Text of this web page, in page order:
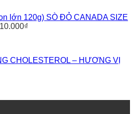
lớn 120g) SÒ ĐỎ CANADA SIZE
₫
CHOLESTEROL – HƯƠNG VỊ